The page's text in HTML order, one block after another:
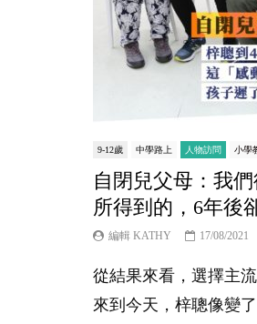
9-12歲 中學路上 人物訪問 小學
自閉兒父母：我
所得到的，6年後
編輯 KATHY 17/08/2021
從結果來看，選擇主
來到今天，梓聰像變